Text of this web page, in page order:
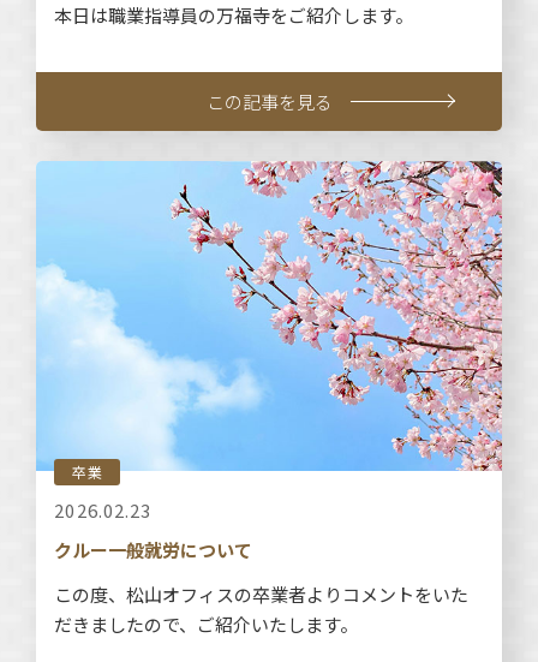
本日は職業指導員の万福寺をご紹介します。
この記事を見る
卒業
2026.02.23
クルー一般就労について
この度、松山オフィスの卒業者よりコメントをいた
だきましたので、ご紹介いたします。